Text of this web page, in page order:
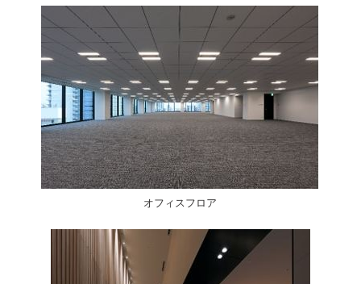
オフィスフロア